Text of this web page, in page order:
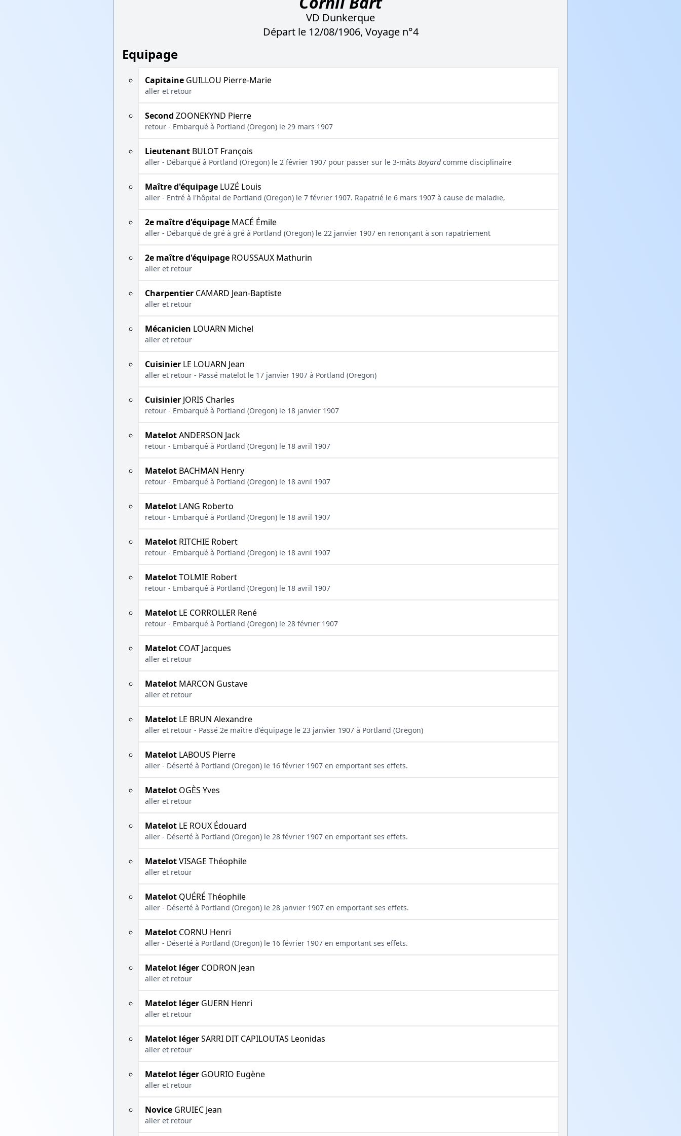
VD Dunkerque
Départ le 12/08/1906, Voyage n°4
Equipage
Capitaine GUILLOU Pierre-Marie
aller et retour
Second ZOONEKYND Pierre
retour - Embarqué à Portland (Oregon) le 29 mars 1907
Lieutenant BULOT François
aller - Débarqué à Portland (Oregon) le 2 février 1907 pour passer sur le 3-mâts Bayardcomme disciplinaire
Maître d'équipage LUZÉ Louis
aller - Entré à l'hôpital de Portland (Oregon) le 7 février 1907. Rapatrié le 6 mars 1907 à cause de maladie,
2e maître d'équipage MACÉ Émile
aller - Débarqué de gré à gré à Portland (Oregon) le 22 janvier 1907 en renonçant à son rapatriement
2e maître d'équipage ROUSSAUX Mathurin
aller et retour
Charpentier CAMARD Jean-Baptiste
aller et retour
Mécanicien LOUARN Michel
aller et retour
Cuisinier LE LOUARN Jean
aller et retour - Passé matelot le 17 janvier 1907 à Portland (Oregon)
Cuisinier JORIS Charles
retour - Embarqué à Portland (Oregon) le 18 janvier 1907
MatelotANDERSON Jack
retour - Embarqué à Portland (Oregon) le 18 avril 1907
Matelot BACHMAN Henry
retour - Embarqué à Portland (Oregon) le 18 avril 1907
Matelot LANG Roberto
retour - Embarqué à Portland (Oregon) le 18 avril 1907
Matelot RITCHIE Robert
retour - Embarqué à Portland (Oregon) le 18 avril 1907
MatelotTOLMIE Robert
retour - Embarqué à Portland (Oregon) le 18 avril 1907
Matelot LE CORROLLER René
retour - Embarqué à Portland (Oregon) le 28 février 1907
Matelot COAT Jacques
aller et retour
Matelot MARCON Gustave
aller et retour
Matelot LE BRUN Alexandre
aller et retour - Passé 2e maître d'équipage le 23 janvier 1907 à Portland (Oregon)
Matelot LABOUS Pierre
aller - Déserté à Portland (Oregon) le 16 février 1907 en emportant ses effets.
Matelot OGÈS Yves
aller et retour
Matelot LE ROUX Édouard
aller - Déserté à Portland (Oregon) le 28 février 1907 en emportant ses effets.
MatelotVISAGE Théophile
aller et retour
Matelot QUÉRÉ Théophile
aller - Déserté à Portland (Oregon) le 28 janvier 1907 en emportant ses effets.
Matelot CORNU Henri
aller - Déserté à Portland (Oregon) le 16 février 1907 en emportant ses effets.
Matelot léger CODRON Jean
aller et retour
Matelot léger GUERN Henri
aller et retour
Matelot légerSARRI DIT CAPILOUTAS Leonidas
aller et retour
Matelot léger GOURIO Eugène
aller et retour
Novice GRUIEC Jean
aller et retour